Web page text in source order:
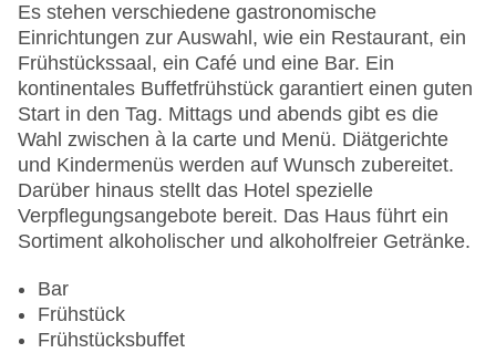
Anzahl der Konferenzräume: 1
Anzahl der Aufzüge: 1
Haustiere
Zimmerservice
Gesamtanzahl der Stockwerke: 10
Gesamtanzahl der Zimmer: 396
Pools:Indoor Pool, Liegen am Pool
Zahlungsarten: American Express, Diners Club,
Mastercard, Visa
Landeskategorie: 4 Sterne
Es stehen verschiedene gastronomische
Einrichtungen zur Auswahl, wie ein Restaurant, ein
Frühstückssaal, ein Café und eine Bar. Ein
kontinentales Buffetfrühstück garantiert einen guten
Start in den Tag. Mittags und abends gibt es die
Wahl zwischen à la carte und Menü. Diätgerichte
und Kindermenüs werden auf Wunsch zubereitet.
Darüber hinaus stellt das Hotel spezielle
Verpflegungsangebote bereit. Das Haus führt ein
Sortiment alkoholischer und alkoholfreier Getränke.
Bar
Frühstück
Frühstücksbuffet